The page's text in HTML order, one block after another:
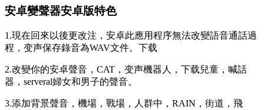
安卓變聲器安卓版特色
1.現在回來以後更改注，安卓此應用程序無法改變語音通話過
程，变声保存錄音為WAV文件。下载
2.改變你的安卓聲音，CAT，变声機器人，下载兒童，喊話
器，serveral婦女和男子的聲音。
3.添加背景聲音，機場，戰場，人群中，RAIN，街道，飛